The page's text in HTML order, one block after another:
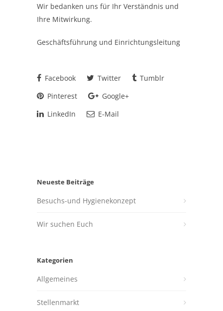
Wir bedanken uns für Ihr Verständnis und
Ihre Mitwirkung.
Geschäftsführung und Einrichtungsleitung
Facebook Twitter
Tumblr
Pinterest
Google+
LinkedIn
E-Mail
Neueste Beiträge
Besuchs-und Hygienekonzept
Wir suchen Euch
Kategorien
Allgemeines
Stellenmarkt